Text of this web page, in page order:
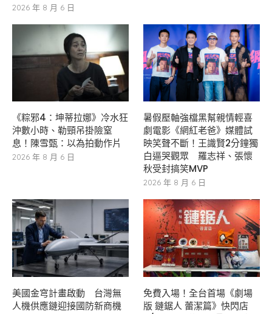
2026 年 8 月 6 日
《粽邪4：坤蒂拉娜》冷水狂
沖數小時、勒頸吊掛險窒
息！陳雪甄：以為拍動作片
2026 年 8 月 6 日
暑假壓軸強檔黑幫親情輕喜
劇電影《網紅老爸》媒體試
映笑聲不斷！王識賢2分鐘獨
白逼哭觀眾 羅志祥、張懷
秋受封搞笑MVP
2026 年 8 月 6 日
美國金穹計畫啟動 台灣無
人機供應鏈迎接國防新商機
免費入場！全台首場《劇場
版 鏈鋸人 蕾潔篇》快閃店